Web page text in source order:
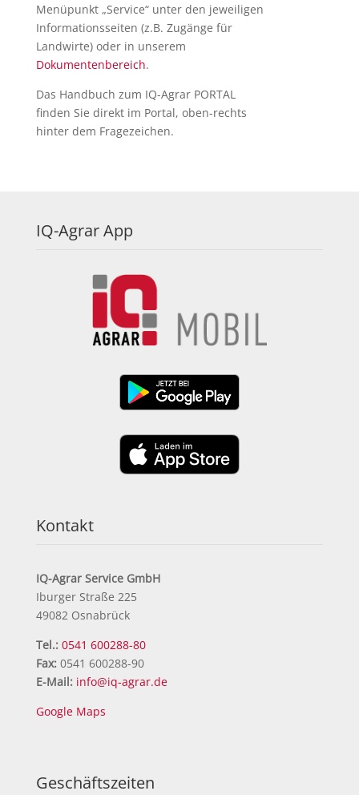
Menüpunkt „Service“ unter den jeweiligen
Informationsseiten (z.B. Zugänge für
Landwirte) oder in unserem
Dokumentenbereich.
Das Handbuch zum IQ-Agrar PORTAL
finden Sie direkt im Portal, oben-rechts
hinter dem Fragezeichen.
IQ-Agrar App
Kontakt
IQ-Agrar Service GmbH
Iburger Straße 225
49082 Osnabrück
Tel.: 0541 600288-80
Fax:0541 600288-90
E-Mail: info@iq-agrar.de
Google Maps
Geschäftszeiten